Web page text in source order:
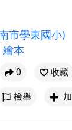
市學東國小)
繪本
0
收藏
檢舉